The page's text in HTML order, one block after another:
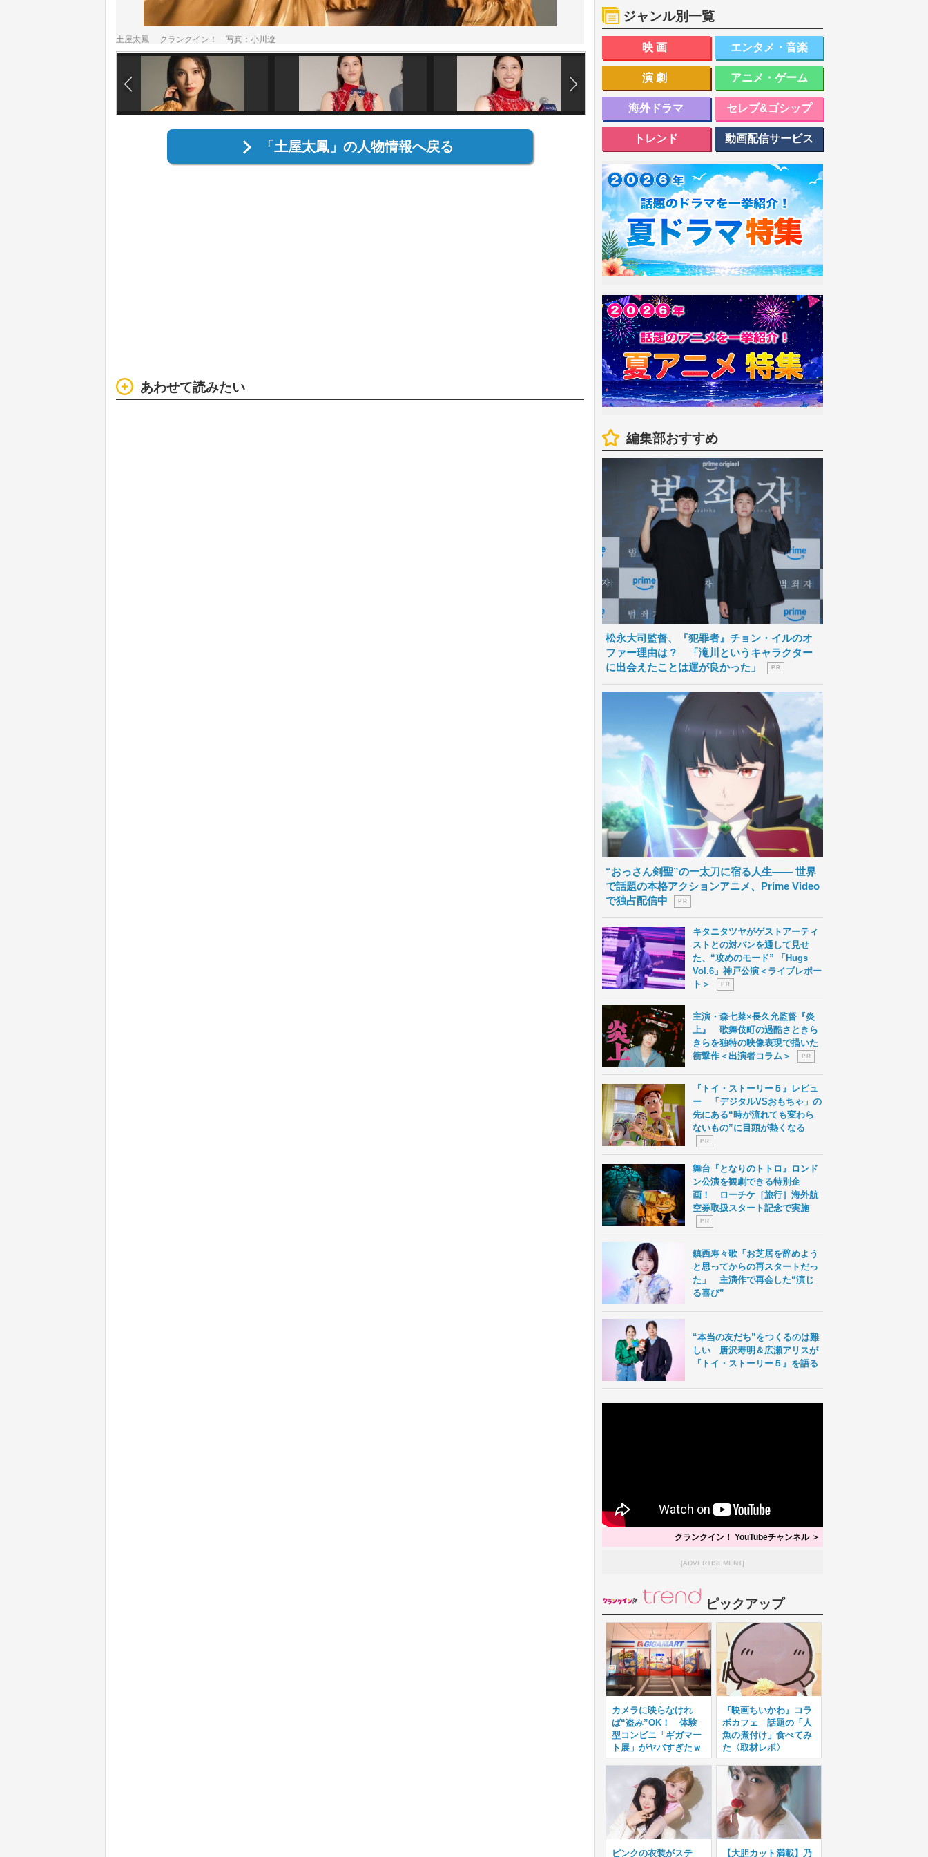
土屋太鳳 クランクイン！ 写真：小川遼
「土屋太鳳」の人物情報へ戻る
あわせて読みたい
ジャンル別一覧
映画 エンタメ・音楽
演劇 アニメ・ゲーム
海外ドラマ セレブ&ゴシップ
トレンド 動画配信サービス
編集部おすすめ
松永大司監督、『犯罪者』チョン・イルのオ
ファー理由は？ 「滝川というキャラクター
に出会えたことは運が良かった」
P R
“おっさん剣聖”の一太刀に宿る人生―― 世界
で話題の本格アクションアニメ、Prime Video
で独占配信中
P R
キタニタツヤがゲストアーティ
ストとの対バンを通して見せ
た、“攻めのモード” 「Hugs
Vol.6」神戸公演＜ライブレポー
ト＞
P R
主演・森七菜×長久允監督『炎
上』 歌舞伎町の過酷さときら
きらを独特の映像表現で描いた
衝撃作＜出演者コラム＞
P R
『トイ・ストーリー５』レビュ
ー 「デジタルVSおもちゃ」の
先にある“時が流れても変わら
ないもの”に目頭が熱くなる
P R
舞台『となりのトトロ』ロンド
ン公演を観劇できる特別企
画！ ローチケ［旅行］海外航
空券取扱スタート記念で実施
P R
鎮西寿々歌「お芝居を辞めよう
と思ってからの再スタートだっ
た」 主演作で再会した“演じ
る喜び”
“本当の友だち”をつくるのは難
しい 唐沢寿明＆広瀬アリスが
『トイ・ストーリー５』を語る
クランクイン！ YouTubeチャンネル ＞
[ADVERTISEMENT]
ピックアップ
カメラに映らなけれ
ば“盗み”OK！ 体験
型コンビニ「ギガマー
ト展」がヤバすぎたｗ
『映画ちいかわ』コラ
ボカフェ 話題の「人
魚の煮付け」食べてみ
た〈取材レポ〉
ピンクの衣装がステ 【大胆カット満載】乃